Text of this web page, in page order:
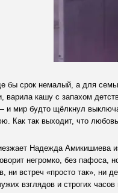
бы срок немалый, а для
варила кашу с запахом
и мир будто щёлкнул
Как так выходит, что
Надежда Амикишиева
негромко, без пафоса,
ни встреч «просто так», ни
взглядов и строгих